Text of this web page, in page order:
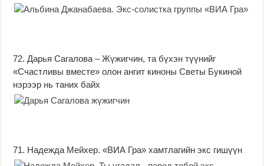
72. Дарья Сагалова – Жүжигчин, та бүхэн түүнийг
«Счастливы вместе» олон ангит киноны Светы Букиной
нэрээр нь таних байх
71. Надежда Мейхер. «ВИА Гра» хамтлагийн экс гишүүн